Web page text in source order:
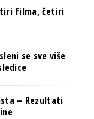
filma, četiri
se sve više
– Rezultati